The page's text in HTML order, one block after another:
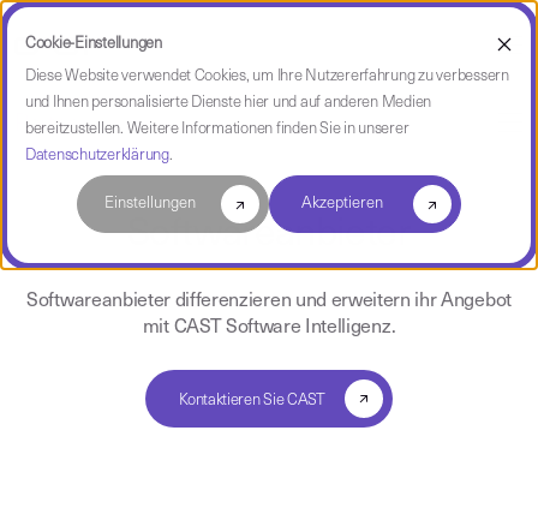
Cookie-Einstellungen
Diese Website verwendet Cookies, um Ihre Nutzererfahrung zu verbessern
und Ihnen personalisierte Dienste hier und auf anderen Medien
bereitzustellen. Weitere Informationen finden Sie in unserer
Datenschutzerklärung.
Einstellungen Akzeptieren
Partner
Softwareanbieter
Softwareanbieter differenzieren und erweitern ihr Angebot
mit CAST Software Intelligenz.
Kontaktieren Sie CAST